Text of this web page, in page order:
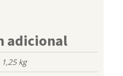
adicional
1,25 kg